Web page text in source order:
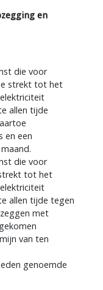
en
die voor
strekt tot het
allen tijde
en een
die voor
tot het
allen tijde tegen
met
van ten
genoemde